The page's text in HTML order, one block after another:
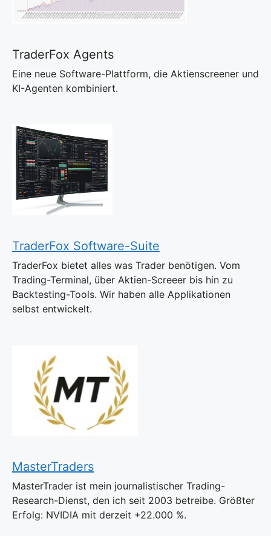
TraderFox Agents
Eine neue Software-Plattform, die Aktienscreener und
KI-Agenten kombiniert.
TraderFox Software-Suite
TraderFox bietet alles was Trader benötigen. Vom
Trading-Terminal, über Aktien-Screeer bis hin zu
Backtesting-Tools. Wir haben alle Applikationen
selbst entwickelt.
MasterTraders
MasterTrader ist mein journalistischer Trading-
Research-Dienst, den ich seit 2003 betreibe. Größter
Erfolg: NVIDIA mit derzeit +22.000 %.